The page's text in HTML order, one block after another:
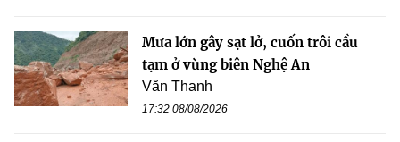
Mưa lớn gây sạt lở, cuốn trôi cầu
tạm ở vùng biên Nghệ An
Văn Thanh
17:32 08/08/2026